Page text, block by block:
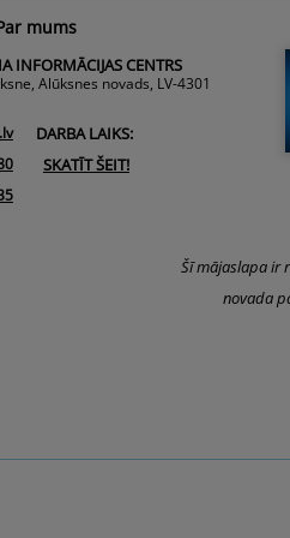
mums
INFORMĀCIJAS CENTRS
Alūksnes novads, LV-4301
DARBA LAIKS:
SKATĪT ŠEIT!
Šī mājaslapa ir
novada